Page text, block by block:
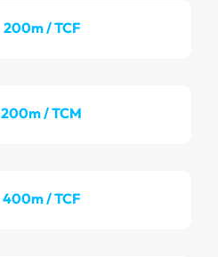
200m / TCF
200m / TCM
400m / TCF